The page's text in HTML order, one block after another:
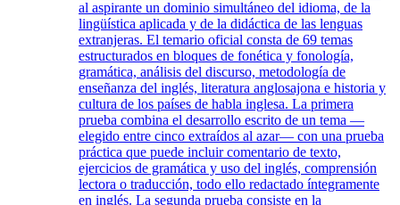
al aspirante un dominio simultáneo del idioma, de la
lingüística aplicada y de la didáctica de las lenguas
extranjeras. El temario oficial consta de 69 temas
estructurados en bloques de fonética y fonología,
gramática, análisis del discurso, metodología de
enseñanza del inglés, literatura anglosajona e historia y
cultura de los países de habla inglesa. La primera
prueba combina el desarrollo escrito de un tema —
elegido entre cinco extraídos al azar— con una prueba
práctica que puede incluir comentario de texto,
ejercicios de gramática y uso del inglés, comprensión
lectora o traducción, todo ello redactado íntegramente
en inglés. La segunda prueba consiste en la